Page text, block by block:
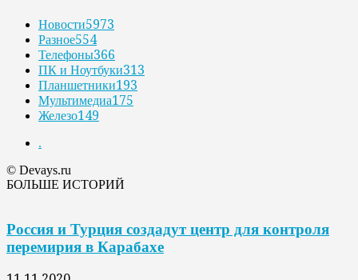
Новости5973
Разное554
Телефоны366
ПК и Ноутбуки313
Планшетники193
Мультимедиа175
Железо149
.
© Devays.ru
БОЛЬШЕ ИСТОРИЙ
Россия и Турция создадут центр для контроля
перемирия в Карабахе